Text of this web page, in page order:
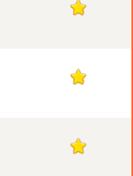
18
18
17